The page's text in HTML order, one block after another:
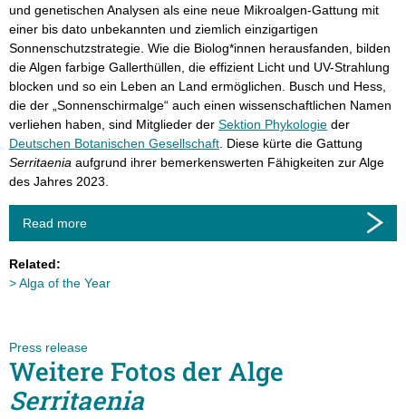
und genetischen Analysen als eine neue Mikroalgen-Gattung mit
einer bis dato unbekannten und ziemlich einzigartigen
Sonnenschutzstrategie. Wie die Biolog*innen herausfanden, bilden
die Algen farbige Gallerthüllen, die effizient Licht und UV-Strahlung
blocken und so ein Leben an Land ermöglichen. Busch und Hess,
die der „Sonnenschirmalge“ auch einen wissenschaftlichen Namen
verliehen haben, sind Mitglieder der Sektion Phykologie der
Deutschen Botanischen Gesellschaft. Diese kürte die Gattung
Serritaenia aufgrund ihrer bemerkenswerten Fähigkeiten zur Alge
des Jahres 2023.
Read more
Related:
Alga of the Year
Press release
Weitere Fotos der Alge
Serritaenia